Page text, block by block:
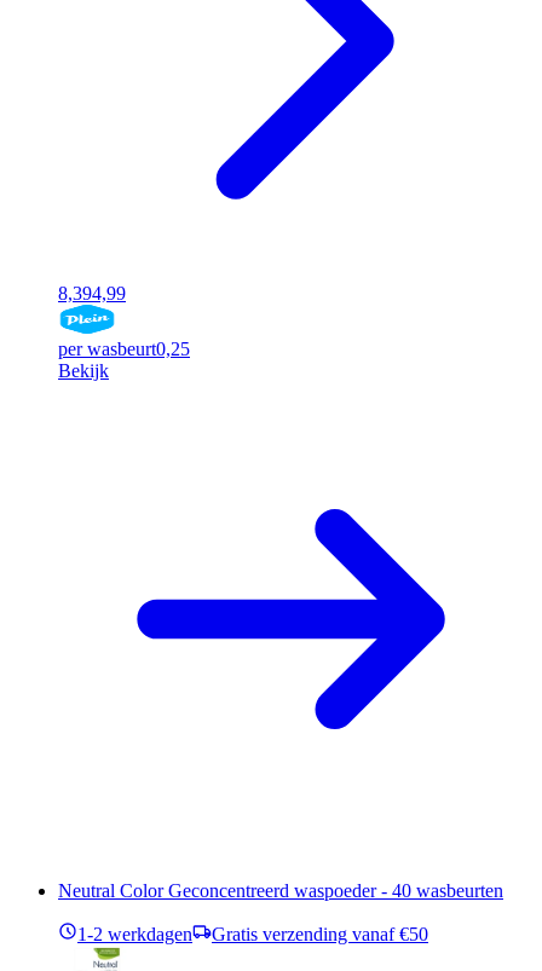
8,394,99
per wasbeurt0,25
Bekijk
Neutral Color Geconcentreerd waspoeder - 40 wasbeurten
1-2 werkdagen Gratis verzending vanaf €50